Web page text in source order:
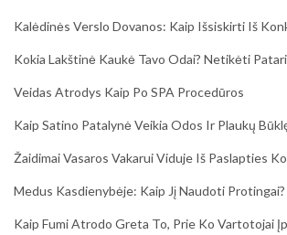
Kalėdinės Verslo Dovanos: Kaip Išsiskirti Iš
Kokia Lakštinė Kaukė Tavo Odai? Netikėti
Veidas Atrodys Kaip Po SPA Procedūros
Kaip Satino Patalynė Veikia Odos Ir Plaukų
Žaidimai Vasaros Vakarui Viduje Iš Paslapties
Medus Kasdienybėje: Kaip Jį Naudoti Protingai?
Kaip Fumi Atrodo Greta To, Prie Ko Vartotojai